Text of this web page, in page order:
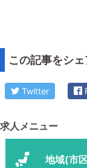
この記事をシ
Twitter
求人メニュー
地域(市